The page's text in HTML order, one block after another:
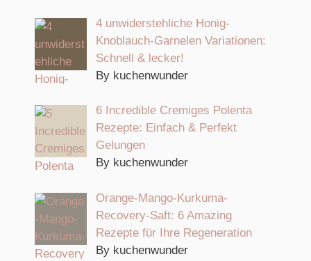
4 unwiderstehliche Honig-
Knoblauch-Garnelen Variationen:
Schnell & lecker!
By kuchenwunder
6 Incredible Cremiges Polenta
Rezepte: Einfach & Perfekt
Gelungen
By kuchenwunder
Orange-Mango-Kurkuma-
Recovery-Saft: 6 Amazing
Rezepte für Ihre Regeneration
By kuchenwunder